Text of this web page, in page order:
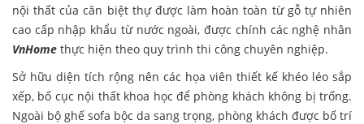
nội thất của căn biệt thự được làm hoàn toàn từ gỗ tự nhiên
cao cấp nhập khẩu từ nước ngoài, được chính các nghệ nhân
VnHome thực hiện theo quy trình thi công chuyên nghiệp.
Sở hữu diện tích rộng nên các họa viên thiết kế khéo léo sắp
xếp, bố cục nội thất khoa học để phòng khách không bị trống.
Ngoài bộ ghế sofa bộc da sang trọng, phòng khách được bố trí